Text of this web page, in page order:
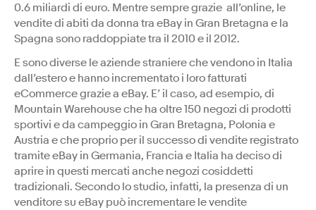
0.6 miliardi di euro. Mentre sempre grazie all’online, le
vendite di abiti da donna tra eBay in Gran Bretagna e la
Spagna sono raddoppiate tra il 2010 e il 2012.
E sono diverse le aziende straniere che vendono in Italia
dall’estero e hanno incrementato i loro fatturati
eCommerce grazie a eBay. E’ il caso, ad esempio, di
Mountain Warehouse che ha oltre 150 negozi di prodotti
sportivi e da campeggio in Gran Bretagna, Polonia e
Austria e che proprio per il successo di vendite registrato
tramite eBay in Germania, Francia e Italia ha deciso di
aprire in questi mercati anche negozi cosiddetti
tradizionali. Secondo lo studio, infatti, la presenza di un
venditore su eBay può incrementare le vendite